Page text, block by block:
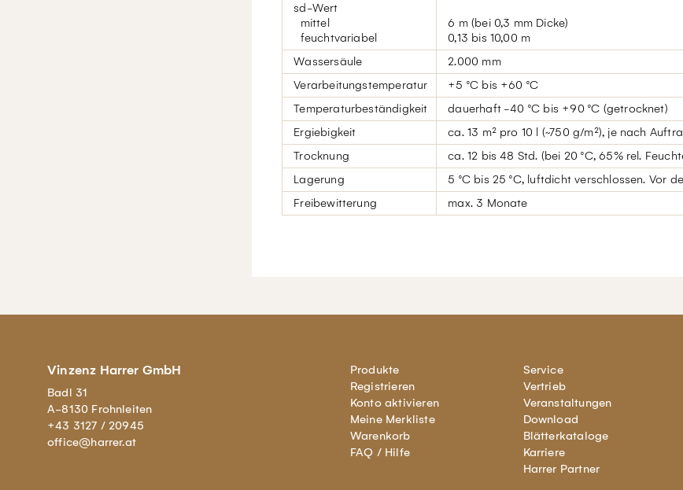
sd-Wert
mittel
feuchtvariabel
6 m (bei 0,3 mm Dicke)
0,13 bis 10,00 m
Wassersäule
2.000 mm
Verarbeitungstemperatur
+5 °C bis +60 °C
Temperaturbeständigkeit
dauerhaft -40 °C bis +90 °C (getrocknet)
Ergiebigkeit
ca. 13 m² pro 10 l (~750 g/m²), je nach
Trocknung
ca. 12 bis 48 Std. (bei 20 °C, 65% rel.
Lagerung
5 °C bis 25 °C, luftdicht verschlossen. Vor
Freibewitterung
max. 3 Monate
Vinzenz Harrer GmbH
Badl 31
A-8130 Frohnleiten
+43 3127 / 20945
office@harrer.at
Produkte
Registrieren
Konto aktivieren
Meine Merkliste
Warenkorb
FAQ / Hilfe
Service
Vertrieb
Veranstaltungen
Download
Blätterkataloge
Karriere
Harrer Partner